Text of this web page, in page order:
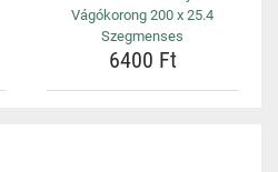
Vágókorong 200 x 25.4
Szegmenses
6400 Ft